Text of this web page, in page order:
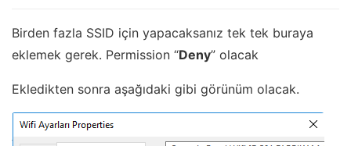
Birden fazla SSID için yapacaksanız tek tek buraya
eklemek gerek. Permission “Deny” olacak
Ekledikten sonra aşağıdaki gibi görünüm olacak.